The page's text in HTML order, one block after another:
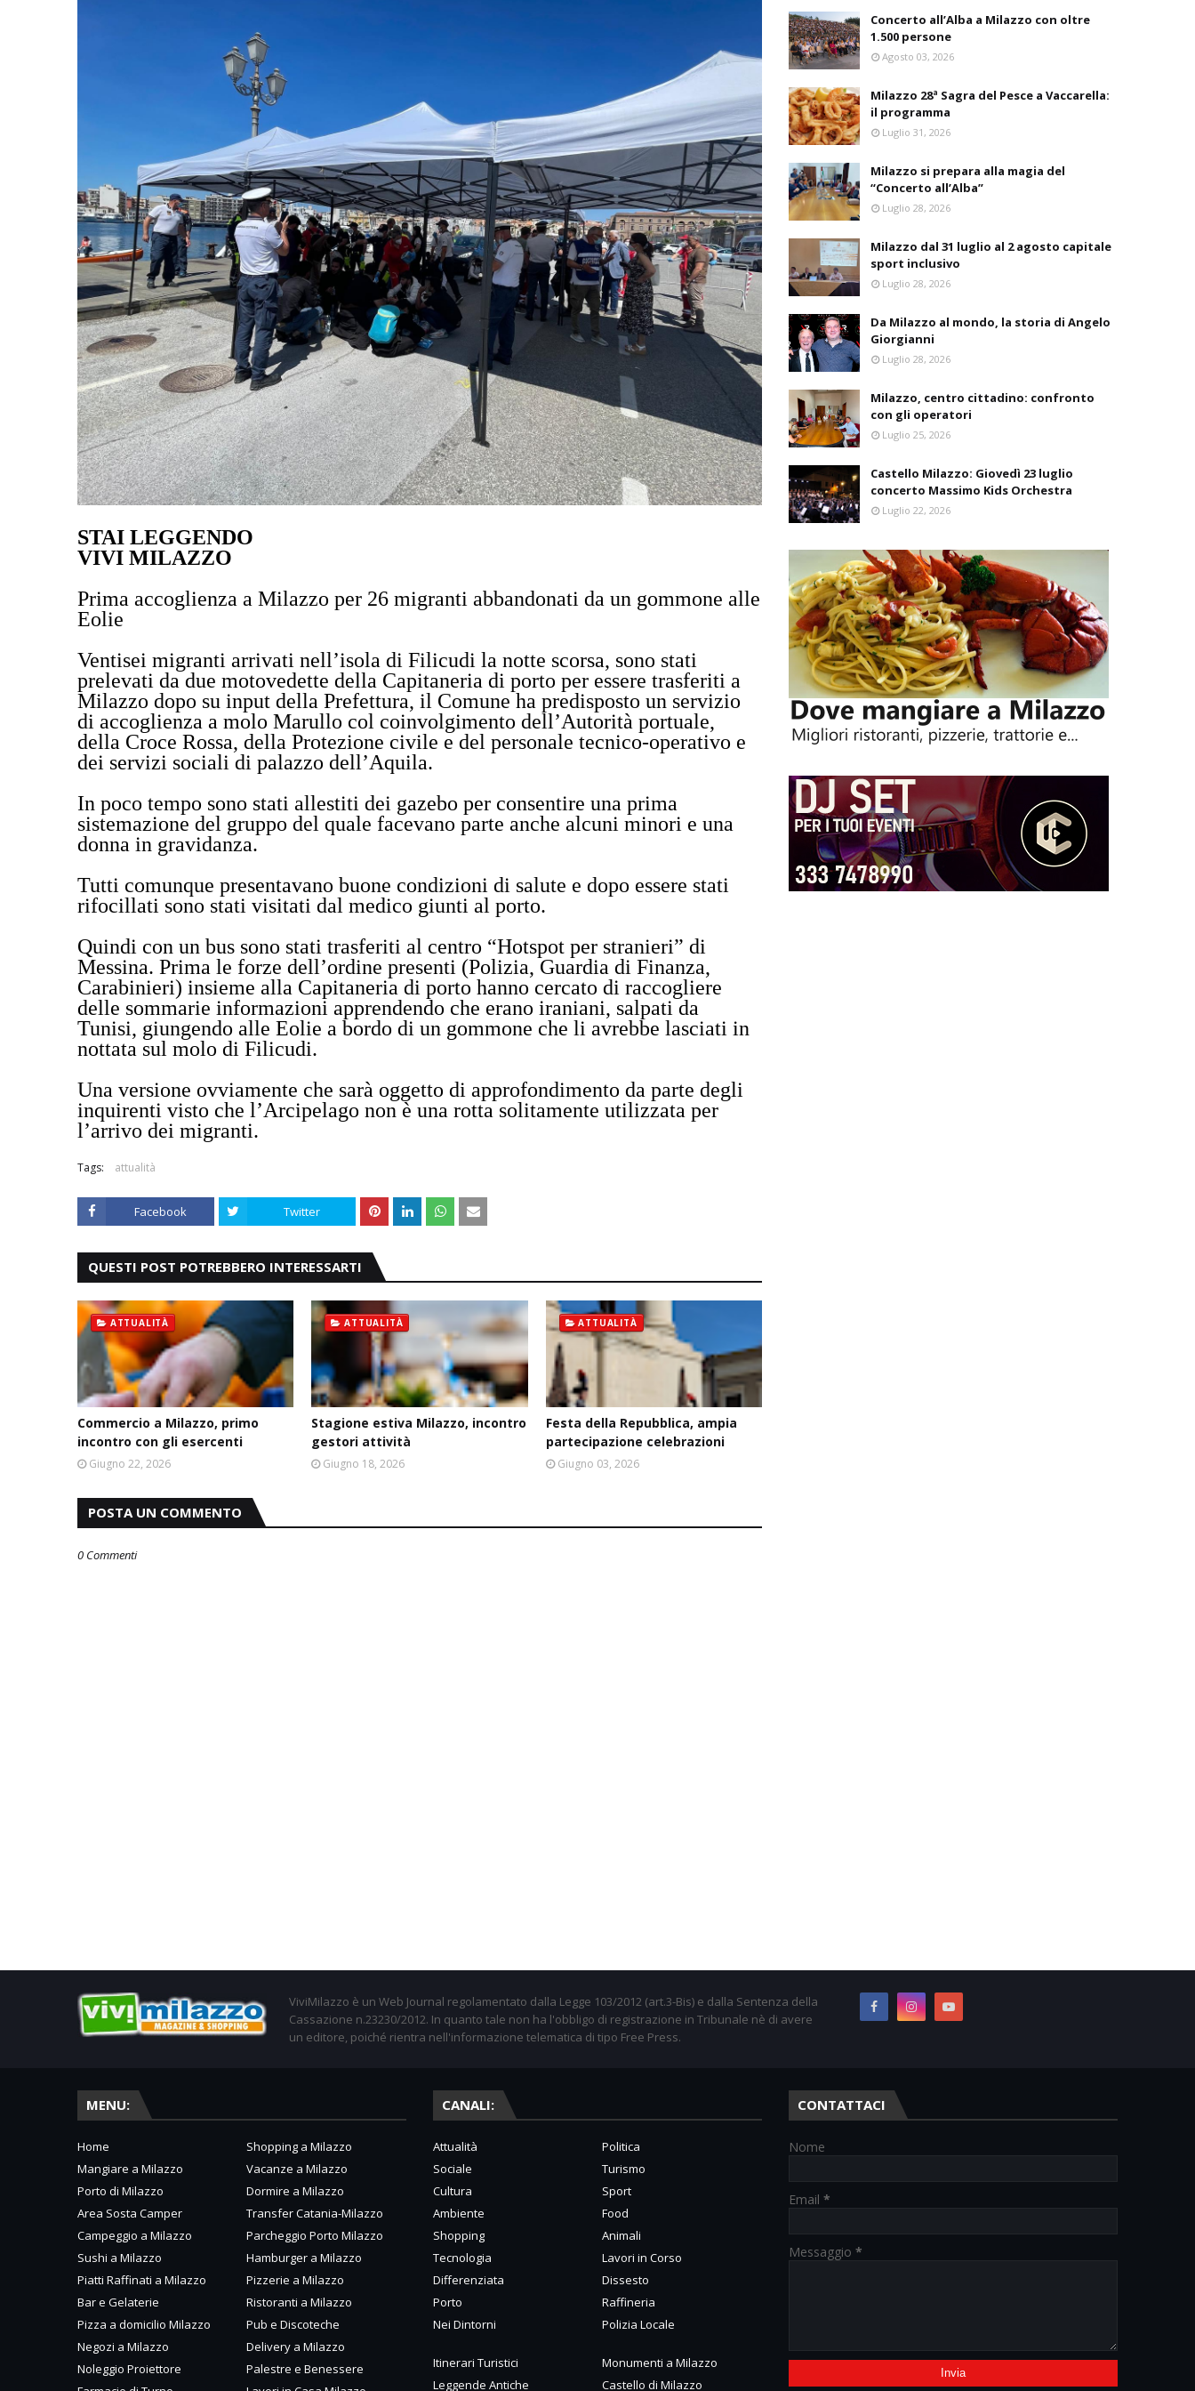
STAI LEGGENDO
VIVI MILAZZO
Prima accoglienza a Milazzo per 26 migranti abbandonati da un gommone alle
Eolie
Ventisei migranti arrivati nell’isola di Filicudi la notte scorsa, sono stati
prelevati da due motovedette della Capitaneria di porto per essere trasferiti a
Milazzo dopo su input della Prefettura, il Comune ha predisposto un servizio
di accoglienza a molo Marullo col coinvolgimento dell’Autorità portuale,
della Croce Rossa, della Protezione civile e del personale tecnico-operativo e
dei servizi sociali di palazzo dell’Aquila.
In poco tempo sono stati allestiti dei gazebo per consentire una prima
sistemazione del gruppo del quale facevano parte anche alcuni minori e una
donna in gravidanza.
Tutti comunque presentavano buone condizioni di salute e dopo essere stati
rifocillati sono stati visitati dal medico giunti al porto.
Quindi con un bus sono stati trasferiti al centro “Hotspot per stranieri” di
Messina. Prima le forze dell’ordine presenti (Polizia, Guardia di Finanza,
Carabinieri) insieme alla Capitaneria di porto hanno cercato di raccogliere
delle sommarie informazioni apprendendo che erano iraniani, salpati da
Tunisi, giungendo alle Eolie a bordo di un gommone che li avrebbe lasciati in
nottata sul molo di Filicudi.
Una versione ovviamente che sarà oggetto di approfondimento da parte degli
inquirenti visto che l’Arcipelago non è una rotta solitamente utilizzata per
l’arrivo dei migranti.
Tags: attualità
Facebook Twitter
QUESTI POST POTREBBERO INTERESSARTI
ATTUALITÀ
Commercio a Milazzo, primo
incontro con gli esercenti
Giugno 22, 2026
ATTUALITÀ
Stagione estiva Milazzo, incontro
gestori attività
Giugno 18, 2026
ATTUALITÀ
Festa della Repubblica, ampia
partecipazione celebrazioni
Giugno 03, 2026
POSTA UN COMMENTO
0 Commenti
Concerto all’Alba a Milazzo con oltre
1.500 persone
Agosto 03, 2026
Milazzo 28ª Sagra del Pesce a Vaccarella:
il programma
Luglio 31, 2026
Milazzo si prepara alla magia del
“Concerto all’Alba”
Luglio 28, 2026
Milazzo dal 31 luglio al 2 agosto capitale
sport inclusivo
Luglio 28, 2026
Da Milazzo al mondo, la storia di Angelo
Giorgianni
Luglio 28, 2026
Milazzo, centro cittadino: confronto
con gli operatori
Luglio 25, 2026
Castello Milazzo: Giovedì 23 luglio
concerto Massimo Kids Orchestra
Luglio 22, 2026
ViviMilazzo è un Web Journal regolamentato dalla Legge 103/2012 (art.3-Bis) e dalla Sentenza della
Cassazione n.23230/2012. In quanto tale non ha l'obbligo di registrazione in Tribunale nè di avere
un editore, poiché rientra nell'informazione telematica di tipo Free Press.
MENU:
Home
Shopping a Milazzo
Mangiare a Milazzo
Vacanze a Milazzo
Porto di Milazzo
Dormire a Milazzo
Area Sosta Camper
Transfer Catania-Milazzo
Campeggio a Milazzo
Parcheggio Porto Milazzo
Sushi a Milazzo
Hamburger a Milazzo
Piatti Raffinati a Milazzo
Pizzerie a Milazzo
Bar e Gelaterie
Ristoranti a Milazzo
Pizza a domicilio Milazzo
Pub e Discoteche
Negozi a Milazzo
Delivery a Milazzo
Noleggio Proiettore
Palestre e Benessere
CANALI:
Attualità
Politica
Sociale
Turismo
Cultura
Sport
Ambiente
Food
Shopping
Animali
Tecnologia
Lavori in Corso
Differenziata
Dissesto
Porto
Raffineria
Nei Dintorni
Polizia Locale
Itinerari Turistici
Monumenti a Milazzo
Leggende Antiche
Castello di Milazzo
CONTATTACI
Nome
Email *
Messaggio *